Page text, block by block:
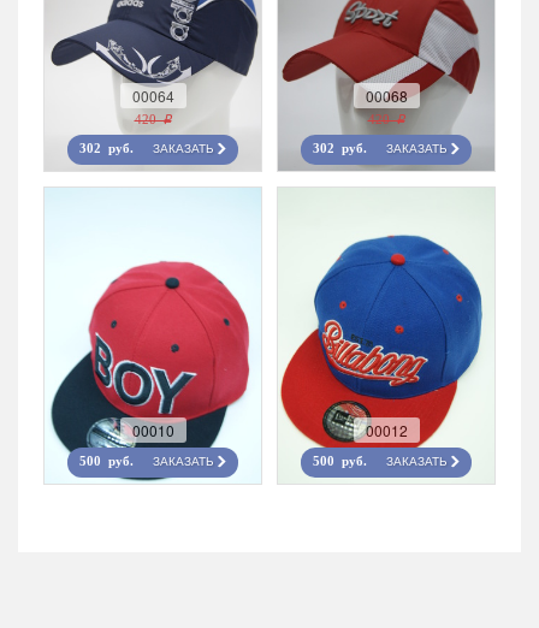
00064
420 r
302 руб. ЗАКАЗАТЬ
00068
420 r
302 руб. ЗАКАЗАТЬ
00010
500 руб. ЗАКАЗАТЬ
00012
500 руб. ЗАКАЗАТЬ